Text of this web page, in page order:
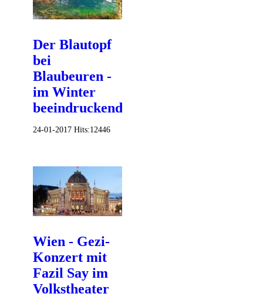
Der Blautopf
bei
Blaubeuren -
im Winter
beeindruckend
24-01-2017 Hits:12446
Wien - Gezi-
Konzert mit
Fazil Say im
Volkstheater